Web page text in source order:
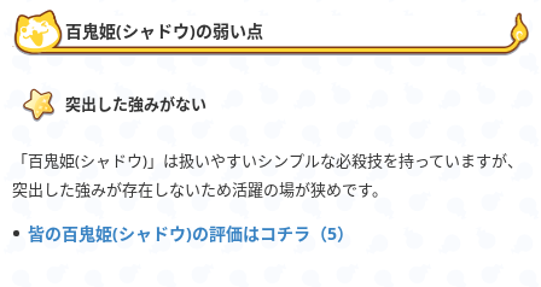
百鬼姫(シャドウ)の弱い点
突出した強みがない
「百鬼姫(シャドウ)」は扱いやすいシンプルな必殺技を持っていますが、
突出した強みが存在しないため活躍の場が狭めです。
皆の百鬼姫(シャドウ)の評価はコチラ（5）